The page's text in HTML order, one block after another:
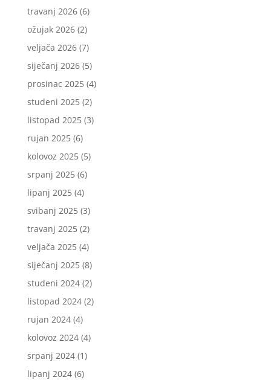
travanj 2026(6)
ožujak 2026(2)
veljača 2026(7)
siječanj 2026(5)
prosinac 2025(4)
studeni 2025(2)
listopad 2025(3)
rujan 2025(6)
kolovoz 2025(5)
srpanj 2025(6)
lipanj 2025(4)
svibanj 2025(3)
travanj 2025(2)
veljača 2025(4)
siječanj 2025(8)
studeni 2024(2)
listopad 2024(2)
rujan 2024(4)
kolovoz 2024(4)
srpanj 2024(1)
lipanj 2024(6)